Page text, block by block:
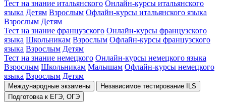
Тест на знание итальянского Онлайн-курсы итальянского
языка Детям Взрослым Офлайн-курсы итальянского языка
Взрослым Детям
Тест на знание французского Онлайн-курсы французского
языка Школьникам Взрослым Офлайн-курсы французского
языка Взрослым Детям
Тест на знание немецкого Онлайн-курсы немецкого языка
Взрослым Школьникам Малышам Офлайн-курсы немецкого
языка Взрослым Детям
Международные экзамены
Независимое тестирование ILS
Подготовка к ЕГЭ, ОГЭ